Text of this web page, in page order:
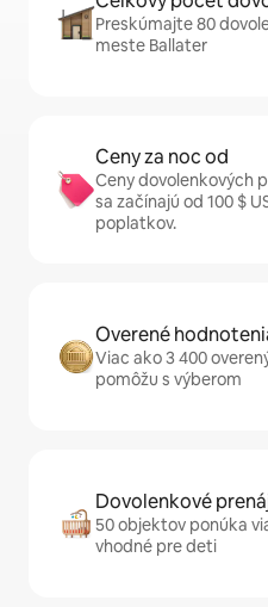
Preskúmajte 80
meste Ballater
Ceny za noc od
Ceny dovolenkových
sa začínajú od 100 $
poplatkov.
Overené
Viac ako 3 400
pomôžu s výberom
Dovolenkové
50 objektov ponúka
vhodné pre deti